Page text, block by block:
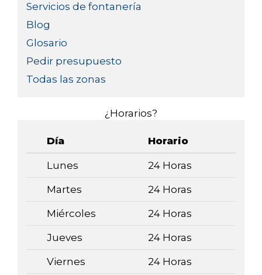
Servicios de fontanería
Blog
Glosario
Pedir presupuesto
Todas las zonas
¿Horarios?
Día Horario
Lunes 24 Horas
Martes 24 Horas
Miércoles 24 Horas
Jueves 24 Horas
Viernes 24 Horas